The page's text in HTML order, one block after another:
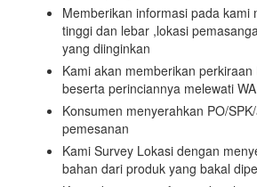
Memberikan informasi pada kami
tinggi dan lebar ,lokasi
yang diinginkan
Kami akan memberikan perkiraan
beserta perinciannya melewati
Konsumen menyerahkan PO/
pemesanan
Kami Survey Lokasi dengan
bahan dari produk yang bakal